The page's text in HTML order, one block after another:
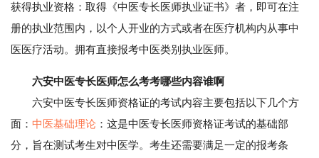
获得执业资格：取得《中医专长医师执业证书》者，即可在注
册的执业范围内，以个人开业的方式或者在医疗机构内从事中
医医疗活动。拥有直接报考中医类别执业医师。
六安中医专长医师怎么考考哪些内容谁啊
六安中医专长医师资格证的考试内容主要包括以下几个方
面： 中医基础理论 ：这是中医专长医师资格证考试的基础部
分，旨在测试考生对中医学。考生还需要满足一定的报考条